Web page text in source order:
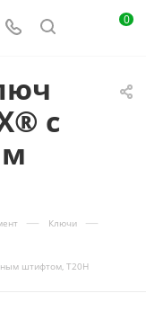
0
с
— Ключи —
штифтом, T20H